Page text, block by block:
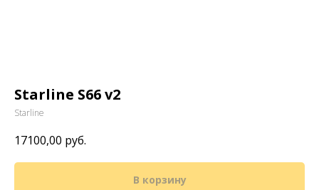
Starline S66 v2
Starline
17100,00 руб.
В корзину